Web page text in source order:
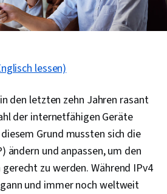
lessen)
den letzten zehn Jahren rasant
der internetfähigen Geräte
Grund mussten sich die
ändern und anpassen, um den
zu werden. Während IPv4
und immer noch weltweit